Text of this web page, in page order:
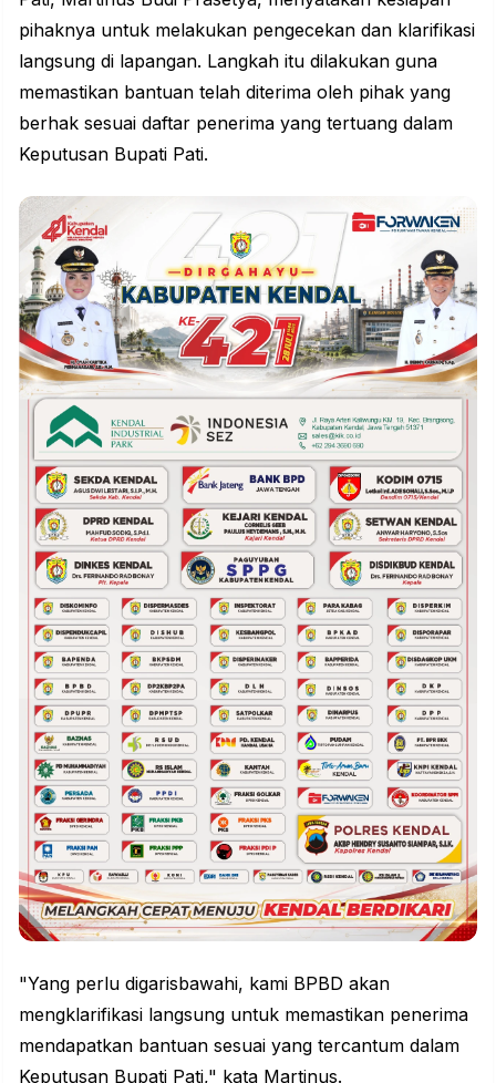
pihaknya untuk melakukan pengecekan dan klarifikasi
langsung di lapangan. Langkah itu dilakukan guna
memastikan bantuan telah diterima oleh pihak yang
berhak sesuai daftar penerima yang tertuang dalam
Keputusan Bupati Pati.
"Yang perlu digarisbawahi, kami BPBD akan
mengklarifikasi langsung untuk memastikan penerima
mendapatkan bantuan sesuai yang tercantum dalam
Keputusan Bupati Pati," kata Martinus.